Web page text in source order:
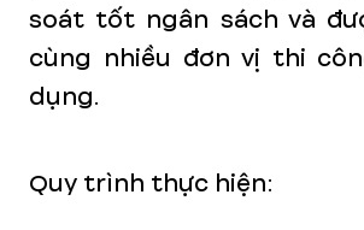
soát tốt ngân sách và
cùng nhiều đơn vị thi
dụng.
Quy trình thực hiện: